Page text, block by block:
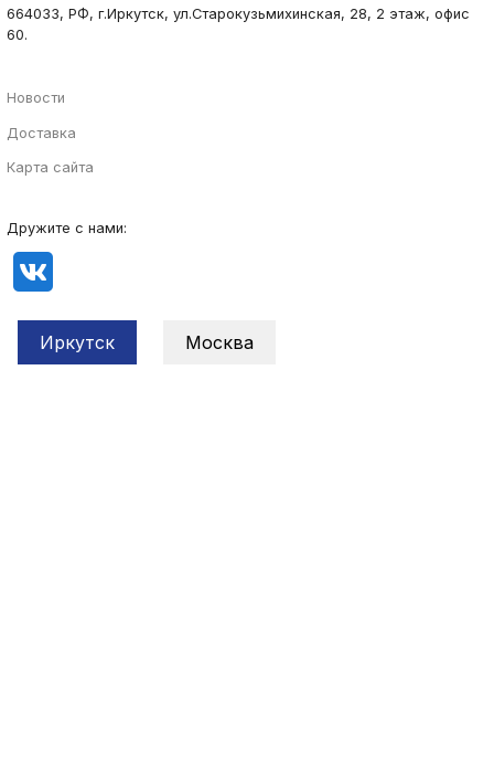
664033, РФ, г.Иркутск, ул.Старокузьмихинская, 28, 2 этаж, офис
60.
Новости
Доставка
Карта сайта
Дружите с нами:
Иркутск Москва